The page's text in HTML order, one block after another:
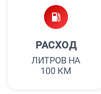
РАСХОД
ЛИТРОВ НА
100 КМ